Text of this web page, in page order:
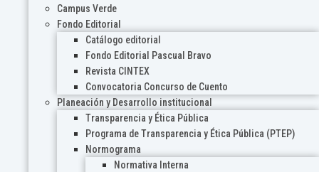
Campus Verde
Fondo Editorial
Catálogo editorial
Fondo Editorial Pascual Bravo
Revista CINTEX
Convocatoria Concurso de Cuento
Planeación y Desarrollo institucional
Transparencia y Ética Pública
Programa de Transparencia y Ética Pública (PTEP)
Normograma
Normativa Interna